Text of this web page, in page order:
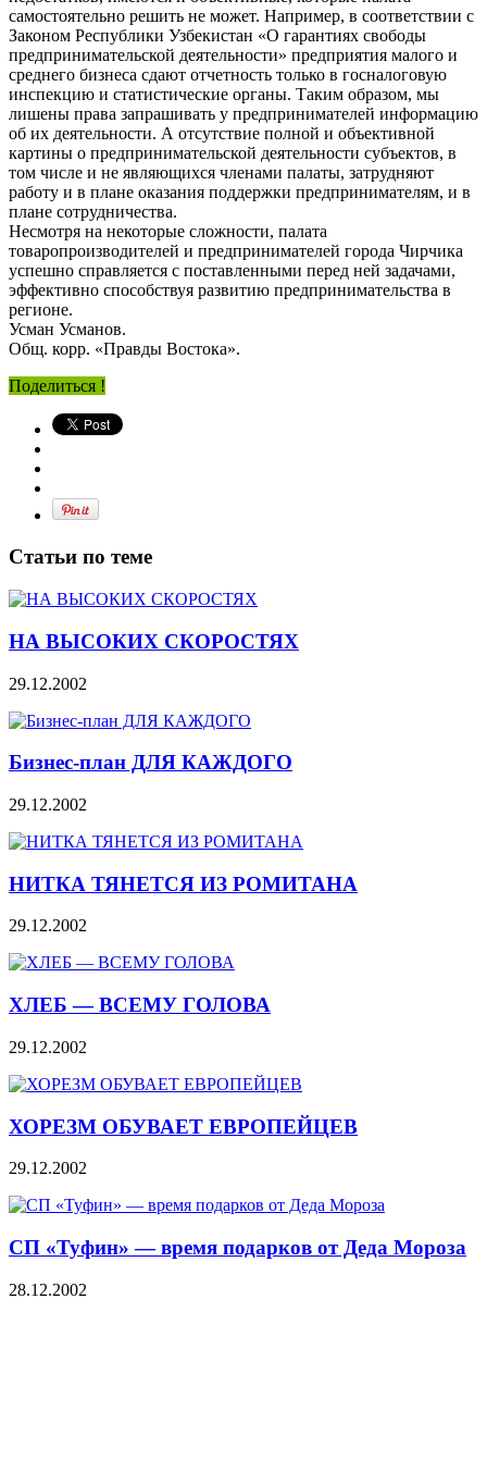
самостоятельно решить не может. Например, в соответствии с
Законом Республики Узбекистан «О гарантиях свободы
предпринимательской деятельности» предприятия малого и
среднего бизнеса сдают отчетность только в госналоговую
инспекцию и статистические органы. Таким образом, мы
лишены права запрашивать у предпринимателей информацию
об их деятельности. А отсутствие полной и объективной
картины о предпринимательской деятельности субъектов, в
том числе и не являющихся членами палаты, затрудняют
работу и в плане оказания поддержки предпринимателям, и в
плане сотрудничества.
Несмотря на некоторые сложности, палата
товаропроизводителей и предпринимателей города Чирчика
успешно справляется с поставленными перед ней задачами,
эффективно способствуя развитию предпринимательства в
регионе.
Усман Усманов.
Общ. корр. «Правды Востока».
Поделиться !
Статьи по теме
НА ВЫСОКИХ СКОРОСТЯХ
29.12.2002
Бизнес-план ДЛЯ КАЖДОГО
29.12.2002
НИТКА ТЯНЕТСЯ ИЗ РОМИТАНА
29.12.2002
ХЛЕБ — ВСЕМУ ГОЛОВА
29.12.2002
ХОРЕЗМ ОБУВАЕТ ЕВРОПЕЙЦЕВ
29.12.2002
СП «Туфин» — время подарков от Деда Мороза
28.12.2002